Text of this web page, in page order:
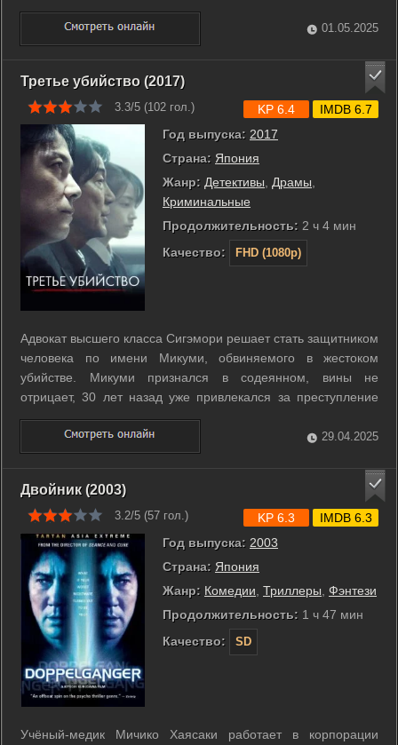
методами ведения допроса и следствия, а также связями с
якудза. 14 лет назад в войне ОПГ полегло немало бандитов,
и теперь, когда босс ...
01.05.2025
Третье убийство (2017)
3.3/5 (102 гол.)
Год выпуска: 2017
Страна: Япония
Жанр: Детективы Драмы
Криминальные
Продолжительность: 2 ч 4 мин
Качество:
FHD (1080p)
KP 6.4 IMDB 6.7
Адвокат высшего класса Сигэмори решает стать защитником
человека по имени Микуми, обвиняемого в жестоком
убийстве. Микуми признался в содеянном, вины не
отрицает, 30 лет назад уже привлекался за преступление
подобного характера, и теперь ему грозит смертельный
приговор. Но юрист уверен, что этот случай далеко не
безнадёжен. ...
29.04.2025
Двойник (2003)
3.2/5 (57 гол.)
Год выпуска: 2003
Страна: Япония
Жанр: Комедии Триллеры Фэнтези
Продолжительность: 1 ч 47 мин
Качество:
SD
KP 6.3 IMDB 6.3
Учёный-медик Мичико Хаясаки работает в корпорации